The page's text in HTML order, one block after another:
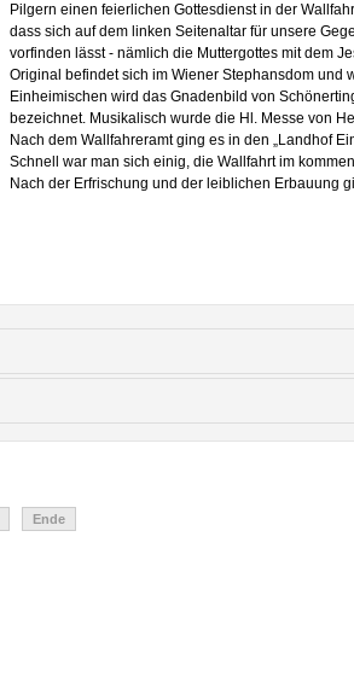
Pilgern einen feierlichen Gottesdienst in der
dass sich auf dem linken Seitenaltar für unsere
vorfinden lässt - nämlich die Muttergottes mit dem
Original befindet sich im Wiener Stephansdom und
Einheimischen wird das Gnadenbild von
bezeichnet. Musikalisch wurde die Hl. Messe von
Nach dem Wallfahreramt ging es in den „Landhof
Schnell war man sich einig, die Wallfahrt im
Nach der Erfrischung und der leiblichen Erbauung
Ende